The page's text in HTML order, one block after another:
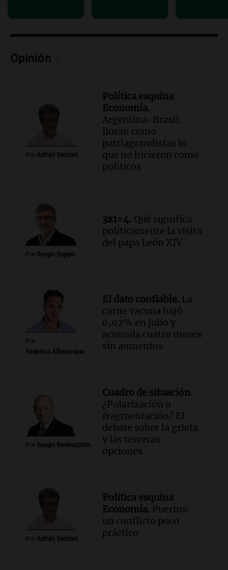
Audio.Madres en Rosario piden por la
Viva la Radio Rosario
Opinión
Por Adrián Simioni
Política esquina
Economía.
Argentina-Brasil:
lloran como
patriagrandistas lo
que no hicieron como
politicos
Por Sergio Suppo
3x1=4. Qué significa
políticamente la visita
del papa León XIV
Por
Federico Albarenque
El dato confiable. La
carne vacuna bajó
0,02% en julio y
acumula cuatro meses
sin aumentos
Por Sergio Berensztein
Cuadro de situación.
¿Polarización o
fragmentación? El
debate sobre la grieta
y las terceras
opciones
Por Adrián Simioni
Política esquina
Economía. Puertos:
un conflicto poco
práctico